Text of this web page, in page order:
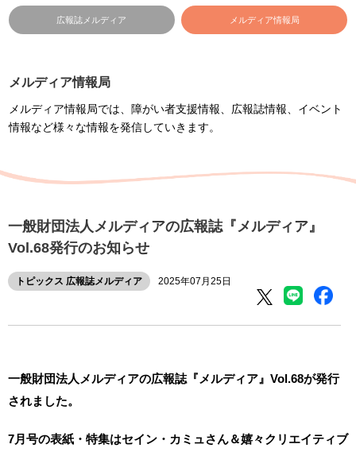
広報誌メルディア メルディア情報局
メルディア情報局
メルディア情報局では、障がい者支援情報、広報誌情報、イベント
情報など様々な情報を発信していきます。
一般財団法人メルディアの広報誌『メルディア』
Vol.68発行のお知らせ
トピックス 広報誌メルディア 2025年07月25日
一般財団法人メルディアの広報誌『メルディア』Vol.68が発行
されました。
7月号の表紙・特集はセイン・カミュさん＆嬉々クリエイティブ